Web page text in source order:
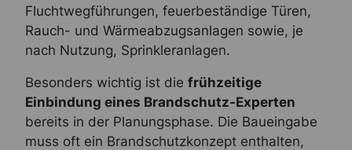
Fluchtwegführungen, feuerbeständige Türen,
Rauch- und Wärmeabzugsanlagen sowie, je
nach Nutzung, Sprinkleranlagen.
Besonders wichtig ist diefrühzeitige
Einbindung eines Brandschutz-Experten
bereits in der Planungsphase. Die Baueingabe
muss oft ein Brandschutzkonzept enthalten,